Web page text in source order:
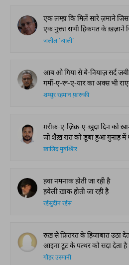
एक लम्हा कि मिलें सारे ज़माने
एक नुक्ता सभी हिकमत के ख़ज़ाने
जलील ’आली’
आब ओ गिया से बे-नियाज़ सर्द
गर्मी-ए-रू-ए-यार का अक्स भी
शम्सुर रहमान फ़ारूक़ी
ग़रीक़-ए-ज़िक्र-ए-ख़ुदा दिन को
जो शैख़ रात को डूबा हुआ गुनाह में
ख़ालिद मुबश्शिर
हवा नमनाक होती जा रही है
हवेली ख़ाक होती जा रही है
रईसुदीन रईस
रुख़ से फ़ितरत के हिजाबात उठा
आइना टूट के पत्थर को सदा देता है
गौहर उस्मानी